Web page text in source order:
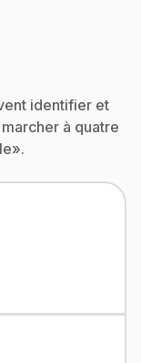
identifier et
à quatre